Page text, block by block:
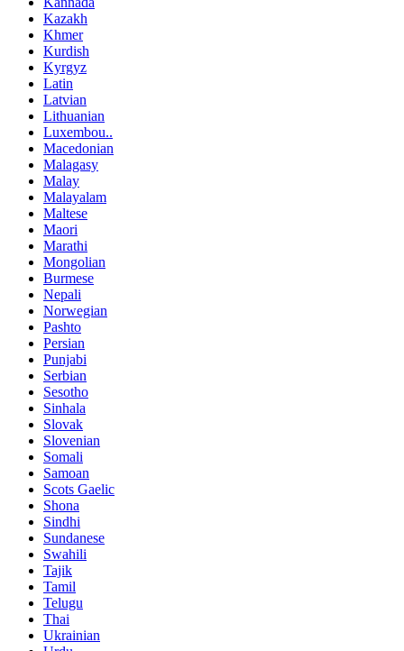
Kazakh
Khmer
Kurdish
Kyrgyz
Latin
Latvian
Lithuanian
Luxembou..
Macedonian
Malagasy
Malay
Malayalam
Maltese
Maori
Marathi
Mongolian
Burmese
Nepali
Norwegian
Pashto
Persian
Punjabi
Serbian
Sesotho
Sinhala
Slovak
Slovenian
Somali
Samoan
Scots Gaelic
Shona
Sindhi
Sundanese
Swahili
Tajik
Tamil
Telugu
Thai
Ukrainian